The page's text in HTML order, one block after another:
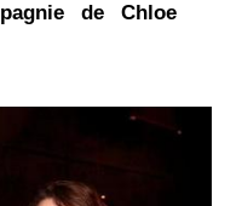
de Chloe